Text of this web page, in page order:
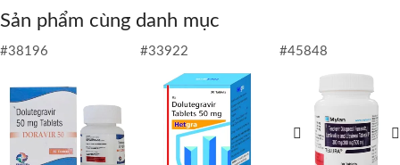
Sản phẩm cùng danh mục
#38196 #33922 #45848